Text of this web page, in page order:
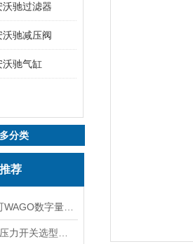
沃驰过滤器
沃驰减压阀
沃驰气缸
分类
荐